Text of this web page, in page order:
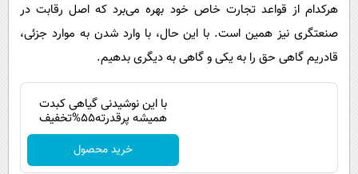
فرهنگی
حیات وحش
سیاست خارجی
هرکدام از قواعد تجارت خاص خود بهره می‌برد که اصل رقابت در
صنعتگری نیز همین است. با این حال، با وارد شدن به موارد جزئی،
قادریم گاهی حق را به یکی و گاهی به دیگری بدهیم.
با این نوشیدنی گیاهی کبدت
همیشه پرقدرته55%تخفیف
خرید محصول